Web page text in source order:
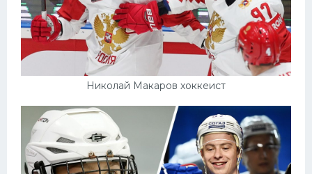
Николай Макаров хоккеист